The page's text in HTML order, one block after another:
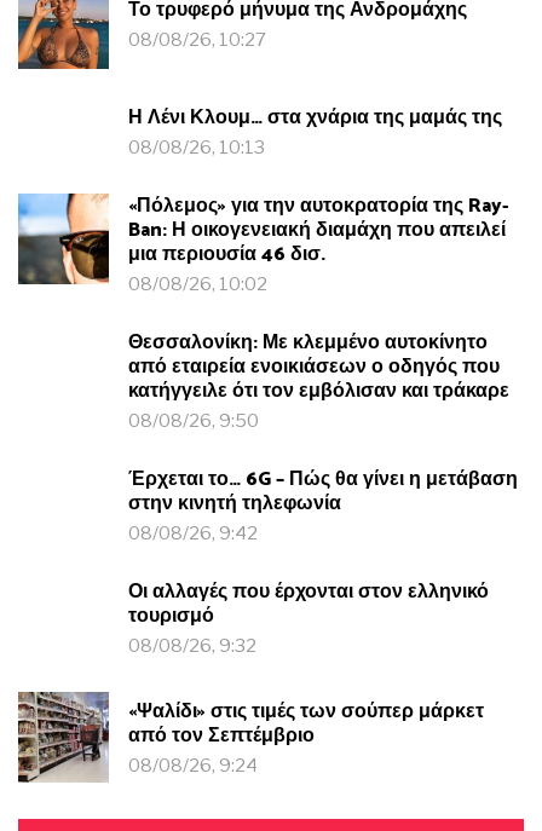
Το τρυφερό μήνυμα της Ανδρομάχης
08/08/26, 10:27
Η Λένι Κλουμ… στα χνάρια της μαμάς της
08/08/26, 10:13
«Πόλεμος» για την αυτοκρατορία της Ray-
Ban: Η οικογενειακή διαμάχη που απειλεί
μια περιουσία 46 δισ.
08/08/26, 10:02
Θεσσαλονίκη: Με κλεμμένο αυτοκίνητο
από εταιρεία ενοικιάσεων ο οδηγός που
κατήγγειλε ότι τον εμβόλισαν και τράκαρε
08/08/26, 9:50
Έρχεται το… 6G – Πώς θα γίνει η μετάβαση
στην κινητή τηλεφωνία
08/08/26, 9:42
Οι αλλαγές που έρχονται στον ελληνικό
τουρισμό
08/08/26, 9:32
«Ψαλίδι» στις τιμές των σούπερ μάρκετ
από τον Σεπτέμβριο
08/08/26, 9:24